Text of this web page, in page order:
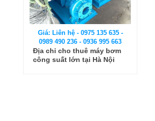
Giá: Liên hệ - 0975 135 635 -
0989 490 236 - 0936 995 663
Địa chỉ cho thuê máy bơm
công suất lớn tại Hà Nội